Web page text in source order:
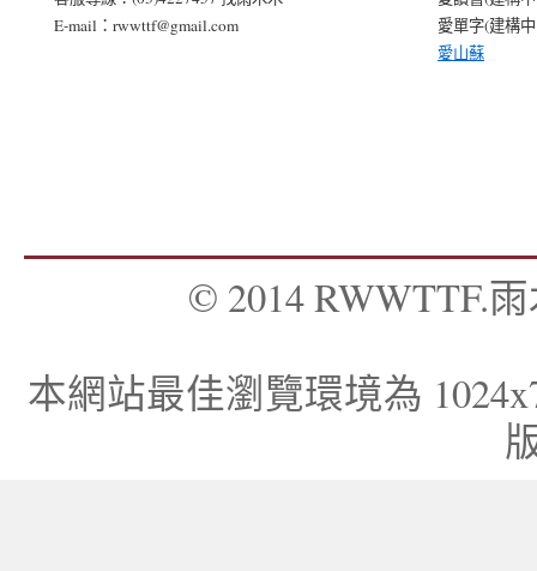
E-mail：rwwttf@gmail.com
愛單字(建構
愛山蘇
© 2014 RWWTTF.
本網站最佳瀏覽環境為